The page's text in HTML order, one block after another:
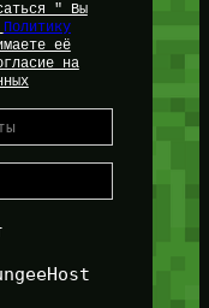
" Вы
Политику
её
на